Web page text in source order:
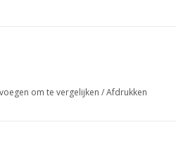
om te vergelijken /Afdrukken